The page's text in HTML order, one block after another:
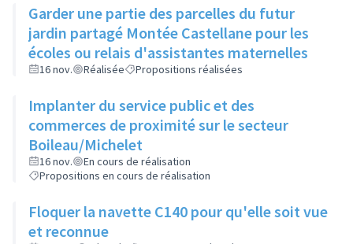
Garder une partie des parcelles du futur
jardin partagé Montée Castellane pour les
écoles ou relais d'assistantes maternelles
16 nov. Réalisée Propositions réalisées
Implanter du service public et des
commerces de proximité sur le secteur
Boileau/Michelet
16 nov.
En cours de réalisation
Propositions en cours de réalisation
Floquer la navette C140 pour qu'elle soit vue
et reconnue